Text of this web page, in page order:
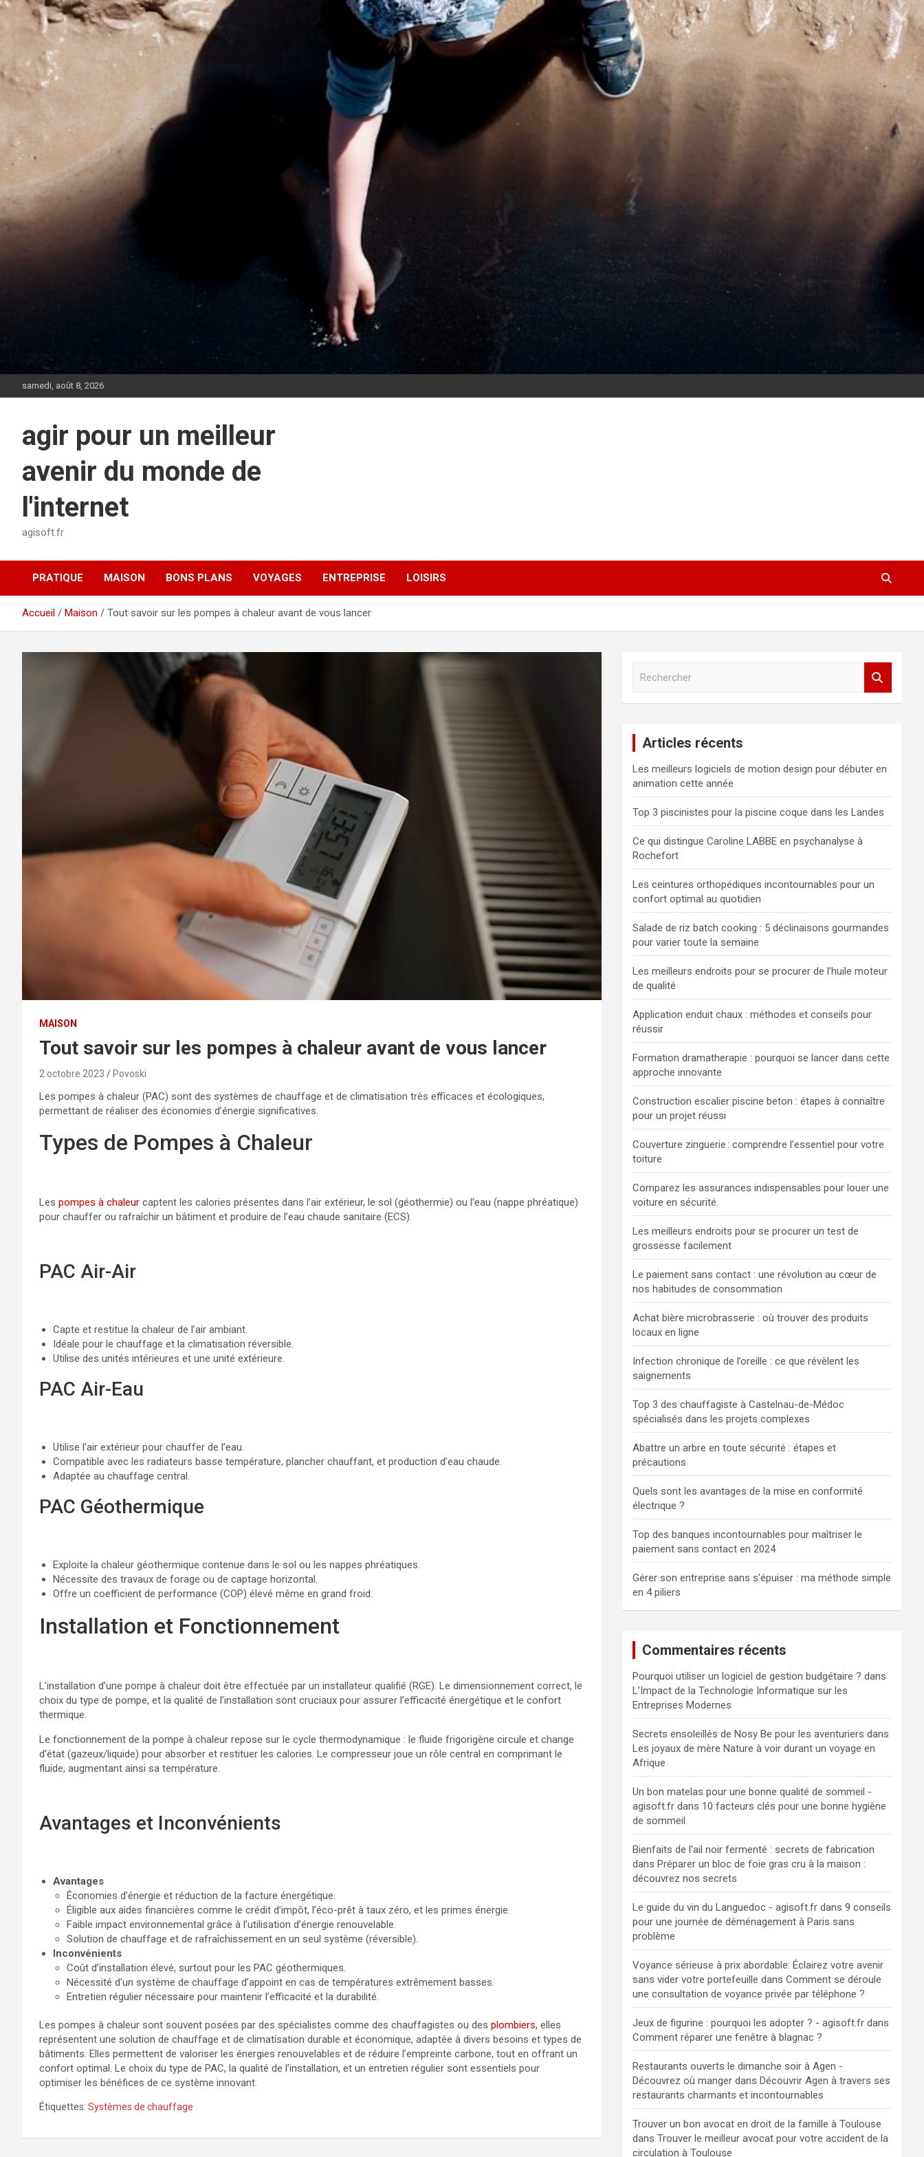
samedi, août 8, 2026
agir pour un meilleur
avenir du monde de
l'internet
agisoft.fr
PRATIQUE MAISON BONS PLANS VOYAGES ENTREPRISE LOISIRS
Accueil Maison Tout savoir sur les pompes à chaleur avant de vous lancer
MAISON
Tout savoir sur les pompes à chaleur avant de vous lancer
2 octobre 2023 Povoski
Les pompes à chaleur (PAC) sont des systèmes de chauffage et de climatisation très efficaces et écologiques,
permettant de réaliser des économies d’énergie significatives.
Types de Pompes à Chaleur
Les pompes à chaleur captent les calories présentes dans l’air extérieur, le sol (géothermie) ou l’eau (nappe phréatique)
pour chauffer ou rafraîchir un bâtiment et produire de l’eau chaude sanitaire (ECS).
PAC Air-Air
Capte et restitue la chaleur de l’air ambiant.
Idéale pour le chauffage et la climatisation réversible.
Utilise des unités intérieures et une unité extérieure.
PAC Air-Eau
Utilise l’air extérieur pour chauffer de l’eau.
Compatible avec les radiateurs basse température, plancher chauffant, et production d’eau chaude.
Adaptée au chauffage central.
PAC Géothermique
Exploite la chaleur géothermique contenue dans le sol ou les nappes phréatiques.
Nécessite des travaux de forage ou de captage horizontal.
Offre un coefficient de performance (COP) élevé même en grand froid.
Installation et Fonctionnement
L’installation d’une pompe à chaleur doit être effectuée par un installateur qualifié (RGE). Le dimensionnement correct, le
choix du type de pompe, et la qualité de l’installation sont cruciaux pour assurer l’efficacité énergétique et le confort
thermique.
Le fonctionnement de la pompe à chaleur repose sur le cycle thermodynamique : le fluide frigorigène circule et change
d’état (gazeux/liquide) pour absorber et restituer les calories. Le compresseur joue un rôle central en comprimant le
fluide, augmentant ainsi sa température.
Avantages et Inconvénients
Avantages
Économies d’énergie et réduction de la facture énergétique.
Éligible aux aides financières comme le crédit d’impôt, l’éco-prêt à taux zéro, et les primes énergie.
Faible impact environnemental grâce à l’utilisation d’énergie renouvelable.
Solution de chauffage et de rafraîchissement en un seul système (réversible).
Inconvénients
Coût d’installation élevé, surtout pour les PAC géothermiques.
Nécessité d’un système de chauffage d’appoint en cas de températures extrêmement basses.
Entretien régulier nécessaire pour maintenir l’efficacité et la durabilité.
Les pompes à chaleur sont souvent posées par des spécialistes comme des chauffagistes ou des plombiers, elles
représentent une solution de chauffage et de climatisation durable et économique, adaptée à divers besoins et types de
bâtiments. Elles permettent de valoriser les énergies renouvelables et de réduire l’empreinte carbone, tout en offrant un
confort optimal. Le choix du type de PAC, la qualité de l’installation, et un entretien régulier sont essentiels pour
optimiser les bénéfices de ce système innovant.
Étiquettes: Systèmes de chauffage
c
h
e
r
Articles récents
Les meilleurs logiciels de motion design pour débuter en
animation cette année
Top 3 piscinistes pour la piscine coque dans les Landes
Ce qui distingue Caroline LABBE en psychanalyse à
Rochefort
Les ceintures orthopédiques incontournables pour un
confort optimal au quotidien
Salade de riz batch cooking : 5 déclinaisons gourmandes
pour varier toute la semaine
Les meilleurs endroits pour se procurer de l’huile moteur
de qualité
Application enduit chaux : méthodes et conseils pour
réussir
Formation dramatherapie : pourquoi se lancer dans cette
approche innovante
Construction escalier piscine beton : étapes à connaître
pour un projet réussi
Couverture zinguerie : comprendre l’essentiel pour votre
toiture
Comparez les assurances indispensables pour louer une
voiture en sécurité.
Les meilleurs endroits pour se procurer un test de
grossesse facilement
Le paiement sans contact : une révolution au cœur de
nos habitudes de consommation
Achat bière microbrasserie : où trouver des produits
locaux en ligne
Infection chronique de l’oreille : ce que révèlent les
saignements
Top 3 des chauffagiste à Castelnau-de-Médoc
spécialisés dans les projets complexes
Abattre un arbre en toute sécurité : étapes et
précautions
Quels sont les avantages de la mise en conformité
électrique ?
Top des banques incontournables pour maîtriser le
paiement sans contact en 2024
Gérer son entreprise sans s’épuiser : ma méthode simple
en 4 piliers
Commentaires récents
Pourquoi utiliser un logiciel de gestion budgétaire ? dans
L’Impact de la Technologie Informatique sur les
Entreprises Modernes
Secrets ensoleillés de Nosy Be pour les aventuriers dans
Les joyaux de mère Nature à voir durant un voyage en
Afrique
Un bon matelas pour une bonne qualité de sommeil -
agisoft.fr dans 10 facteurs clés pour une bonne hygiène
de sommeil
Bienfaits de l'ail noir fermenté : secrets de fabrication
dansPréparer un bloc de foie gras cru à la maison :
découvrez nos secrets
Le guide du vin du Languedoc - agisoft.fr dans9 conseils
pour une journée de déménagement à Paris sans
problème
Voyance sérieuse à prix abordable: Éclairez votre avenir
sans vider votre portefeuille dansComment se déroule
une consultation de voyance privée par téléphone ?
Jeux de figurine : pourquoi les adopter ? - agisoft.fr dans
Comment réparer une fenêtre à blagnac ?
Restaurants ouverts le dimanche soir à Agen -
Découvrez où manger dansDécouvrir Agen à travers ses
restaurants charmants et incontournables
Trouver un bon avocat en droit de la famille à Toulouse
dansTrouver le meilleur avocat pour votre accident de la
circulation à Toulouse